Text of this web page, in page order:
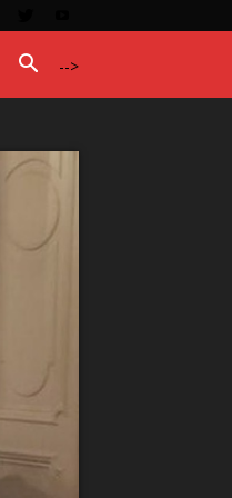
-->